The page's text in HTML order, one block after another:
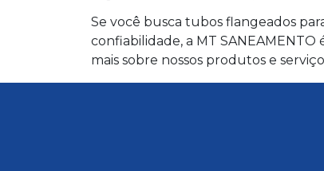
Se você busca tubos flangeados
confiabilidade, a MT
mais sobre nossos produtos e